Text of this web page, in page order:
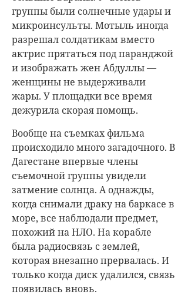
группы были солнечные удары и
микроинсульты. Мотыль иногда
разрешал солдатикам вместо
актрис прятаться под паранджой
и изображать жен Абдуллы —
женщины не выдерживали
жары. У площадки все время
дежурила скорая помощь.
Вообще на съемках фильма
происходило много загадочного. В
Дагестане впервые члены
съемочной группы увидели
затмение солнца. А однажды,
когда снимали драку на баркасе в
море, все наблюдали предмет,
похожий на НЛО. На корабле
была радиосвязь с землей,
которая внезапно прервалась. И
только когда диск удалился, связь
появилась вновь.